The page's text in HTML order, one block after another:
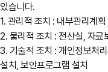
있습니다.
1. 관리적 조치 : 내부관리계
2. 물리적 조치 : 전산실, 자료
3. 기술적 조치 : 개인정보처
설치, 보안프로그램 설치